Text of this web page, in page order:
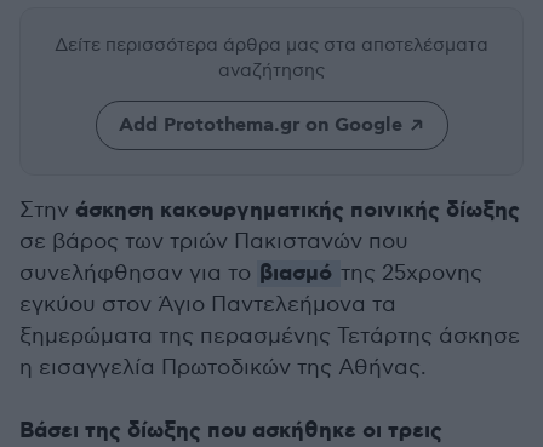
Δείτε περισσότερα άρθρα μας στα αποτελέσματα
αναζήτησης
Add Protothema.gr on Google
Στην άσκηση κακουργηματικής ποινικής δίωξης
σε βάρος των τριών Πακιστανών που
συνελήφθησαν για το βιασμό της 25χρονης
εγκύου στον Άγιο Παντελεήμονα τα
ξημερώματα της περασμένης Τετάρτης άσκησε
η εισαγγελία Πρωτοδικών της Αθήνας.
Βάσει της δίωξης που ασκήθηκε οι τρεις